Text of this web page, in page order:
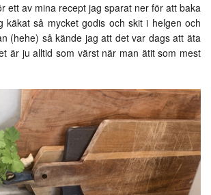
ett av mina recept jag sparat ner för att baka
käkat så mycket godis och skit i helgen och
(hehe) så kände jag att det var dags att äta
är ju alltid som värst när man ätit som mest